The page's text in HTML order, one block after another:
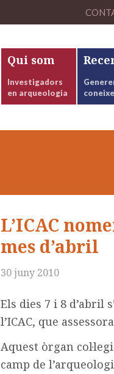
Qui som
Investigadors
en arqueologia
L’ICAC
mes d’abril
30 juny 2010
Els dies 7 i 8 d’abril
l’ICAC, que
Aquest òrgan
camp de